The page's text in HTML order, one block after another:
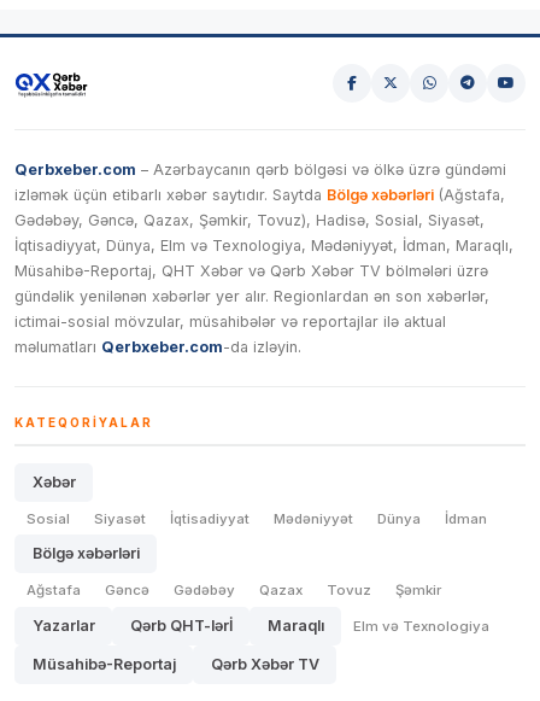
Qerbxeber.com – Azərbaycanın qərb bölgəsi və ölkə üzrə gündəmi
izləmək üçün etibarlı xəbər saytıdır. Saytda Bölgə xəbərləri (Ağstafa,
Gədəbəy, Gəncə, Qazax, Şəmkir, Tovuz), Hadisə, Sosial, Siyasət,
İqtisadiyyat, Dünya, Elm və Texnologiya, Mədəniyyət, İdman, Maraqlı,
Müsahibə-Reportaj, QHT Xəbər və Qərb Xəbər TV bölmələri üzrə
gündəlik yenilənən xəbərlər yer alır. Regionlardan ən son xəbərlər,
ictimai-sosial mövzular, müsahibələr və reportajlar ilə aktual
məlumatları Qerbxeber.com-da izləyin.
KATEQORIYALAR
Xəbər
Sosial Siyasət İqtisadiyyat Mədəniyyət Dünya İdman
Bölgə xəbərləri
Ağstafa Gəncə Gədəbəy Qazax Tovuz Şəmkir
Yazarlar Qərb QHT-lərİ Maraqlı Elm və Texnologiya
Müsahibə-Reportaj Qərb Xəbər TV